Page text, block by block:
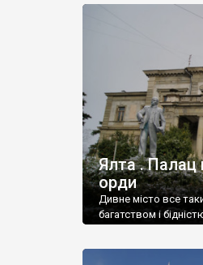
Ялта . Палац
орди
Дивне місто все
багатством і